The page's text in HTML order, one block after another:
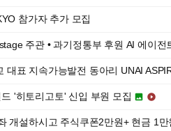
참가자 추가 모집
주관 • 과기정통부 후원 AI 에이전
대표 지속가능발전 동아리 UNAI
'히토리고토' 신입 부원 모집  
개설하시고 주식쿠폰2만원+ 현금 1